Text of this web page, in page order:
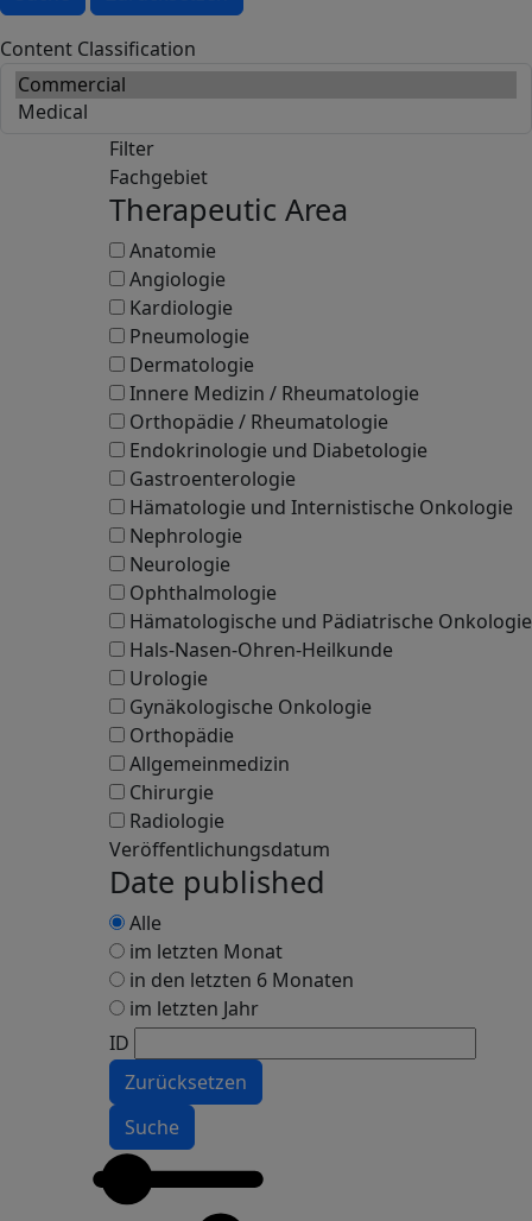
Content Classification
Filter
Fachgebiet
Therapeutic Area
Anatomie
Angiologie
Kardiologie
Pneumologie
Dermatologie
Innere Medizin / Rheumatologie
Orthopädie / Rheumatologie
Endokrinologie und Diabetologie
Gastroenterologie
Hämatologie und Internistische Onkologie
Nephrologie
Neurologie
Ophthalmologie
Hämatologische und Pädiatrische Onkologie
Hals-Nasen-Ohren-Heilkunde
Urologie
Gynäkologische Onkologie
Orthopädie
Allgemeinmedizin
Chirurgie
Radiologie
Veröffentlichungsdatum
Date published
Alle
im letzten Monat
in den letzten 6 Monaten
im letzten Jahr
ID